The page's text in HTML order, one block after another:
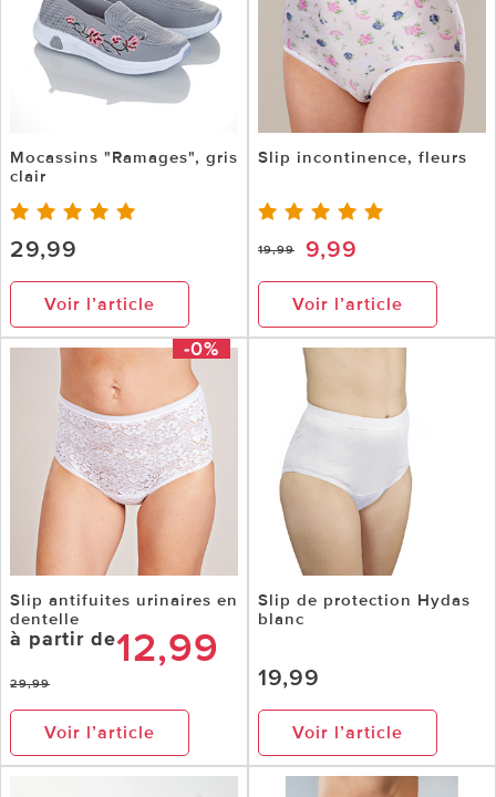
Mocassins "Ramages", gris
clair
29,99
Voir l’article
Slip incontinence, fleurs
19,99 9,99
Voir l’article
-0%
Slip antifuites urinaires en
dentelle
à partir de12,99
29,99
Voir l’article
Slip de protection Hydas
blanc
19,99
Voir l’article